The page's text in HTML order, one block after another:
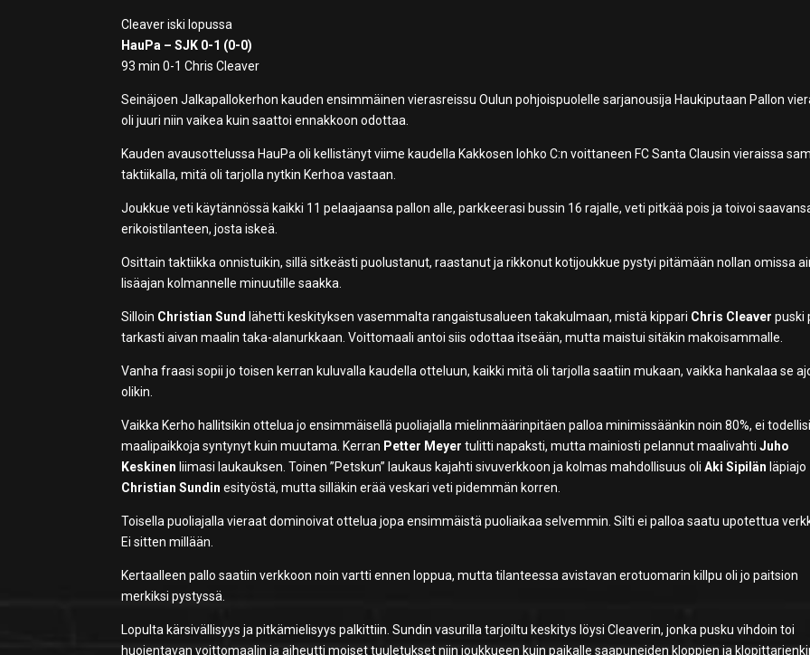
Cleaver iski lopussa
HauPa – SJK 0-1 (0-0)
93 min 0-1 Chris Cleaver
Seinäjoen Jalkapallokerhon kauden ensimmäinen vierasreissu Oulun pohjoispuolelle sarjanousija Haukiputaan Pallon
oli juuri niin vaikea kuin saattoi ennakkoon odottaa.
Kauden avausottelussa HauPa oli kellistänyt viime kaudella Kakkosen lohko C:n voittaneen FC Santa Clausin vieraissa
taktiikalla, mitä oli tarjolla nytkin Kerhoa vastaan.
Joukkue veti käytännössä kaikki 11 pelaajaansa pallon alle, parkkeerasi bussin 16 rajalle, veti pitkää pois ja toivoi
erikoistilanteen, josta iskeä.
Osittain taktiikka onnistuikin, sillä sitkeästi puolustanut, raastanut ja rikkonut kotijoukkue pystyi pitämään nollan omissa
lisäajan kolmannelle minuutille saakka.
Silloin Christian Sund lähetti keskityksen vasemmalta rangaistusalueen takakulmaan, mistä kippari Chris Cleaver puski
tarkasti aivan maalin taka-alanurkkaan. Voittomaali antoi siis odottaa itseään, mutta maistui sitäkin makoisammalle.
Vanha fraasi sopii jo toisen kerran kuluvalla kaudella otteluun, kaikki mitä oli tarjolla saatiin mukaan, vaikka hankalaa se
olikin.
Vaikka Kerho hallitsikin ottelua jo ensimmäisellä puoliajalla mielinmäärinpitäen palloa minimissäänkin noin 80%, ei
maalipaikkoja syntynyt kuin muutama. Kerran Petter Meyer tulitti napaksti, mutta mainiosti pelannut maalivahtiJuho
Keskinen liimasi laukauksen. Toinen ”Petskun” laukaus kajahti sivuverkkoon ja kolmas mahdollisuus oliAki Sipilän läpiajo
Christian Sundin esityöstä, mutta silläkin erää veskari veti pidemmän korren.
Toisella puoliajalla vieraat dominoivat ottelua jopa ensimmäistä puoliaikaa selvemmin. Silti ei palloa saatu upotettua
Ei sitten millään.
Kertaalleen pallo saatiin verkkoon noin vartti ennen loppua, mutta tilanteessa avistavan erotuomarin killpu oli jo paitsion
merkiksi pystyssä.
Lopulta kärsivällisyys ja pitkämielisyys palkittiin. Sundin vasurilla tarjoiltu keskitys löysi Cleaverin, jonka pusku vihdoin toi
huojentavan voittomaalin ja aiheutti moiset tuuletukset niin joukkueen kuin paikalle saapuneiden kloppien ja